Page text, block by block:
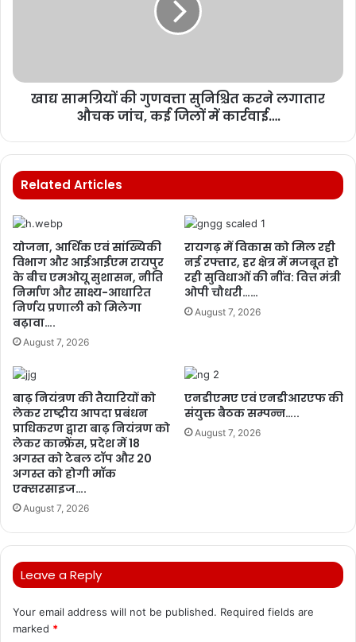
खाद्य सामग्रियों की गुणवत्ता सुनिश्चित करने लगातार
औचक जांच, कई जिलों में कार्रवाई….
Related Articles
योजना, आर्थिक एवं सांख्यिकी
विभाग और आईआईएम रायपुर
के बीच एमओयू सुशासन, नीति
निर्माण और साक्ष्य-आधारित
निर्णय प्रणाली को मिलेगा
बढ़ावा….
August 7, 2026
रायगढ़ में विकास को मिल रही
नई रफ्तार, हर क्षेत्र में मजबूत हो
रही सुविधाओं की नींव: वित्त मंत्री
ओपी चौधरी……
August 7, 2026
बाढ़ नियंत्रण की तैयारियों को
लेकर राष्ट्रीय आपदा प्रबंधन
प्राधिकरण द्वारा बाढ़ नियंत्रण को
लेकर कान्फ्रेंस, प्रदेश में 18
अगस्त को टेबल टॉप और 20
अगस्त को होगी मॉक
एक्सरसाइज….
August 7, 2026
एनडीएमए एवं एनडीआरएफ की
संयुक्त बैठक सम्पन्न…..
August 7, 2026
Leave a Reply
Your email address will not be published. Required fields are
marked *